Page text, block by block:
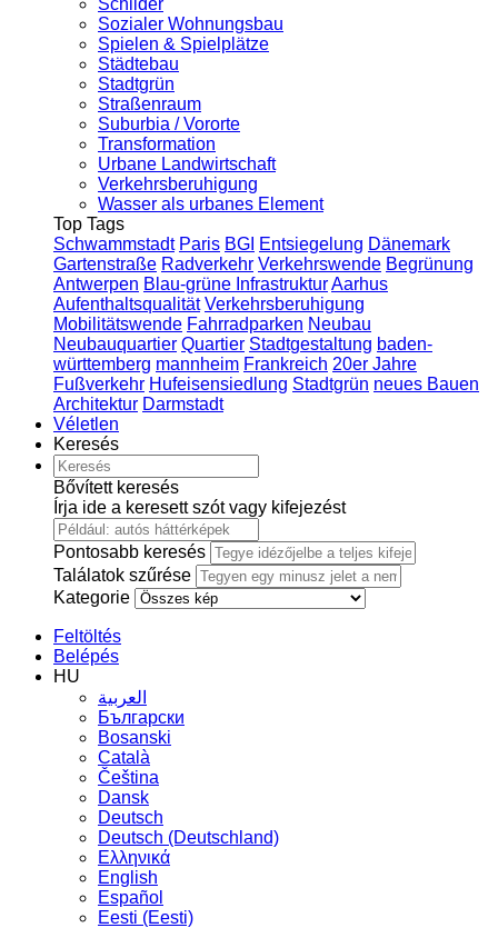
Schilder
Sozialer Wohnungsbau
Spielen & Spielplätze
Städtebau
Stadtgrün
Straßenraum
Suburbia / Vororte
Transformation
Urbane Landwirtschaft
Verkehrsberuhigung
Wasser als urbanes Element
Top Tags
Schwammstadt Paris BGI Entsiegelung Dänemark
Gartenstraße Radverkehr Verkehrswende Begrünung
Antwerpen Blau-grüne InfrastrukturAarhus
Aufenthaltsqualität Verkehrsberuhigung
Mobilitätswende Fahrradparken Neubau
Neubauquartier Quartier Stadtgestaltung baden-
württemberg mannheim Frankreich 20er Jahre
Fußverkehr Hufeisensiedlung Stadtgrün neues Bauen
Architektur Darmstadt
Véletlen
Keresés
Bővített keresés
Írja ide a keresett szót vagy kifejezést
Pontosabb keresés
Találatok szűrése
Kategorie
Feltöltés
Belépés
HU
العربية
Български
Bosanski
Сatalà
Čeština
Dansk
Deutsch
Deutsch (Deutschland)
Ελληνικά
English
Español
Eesti (Eesti)